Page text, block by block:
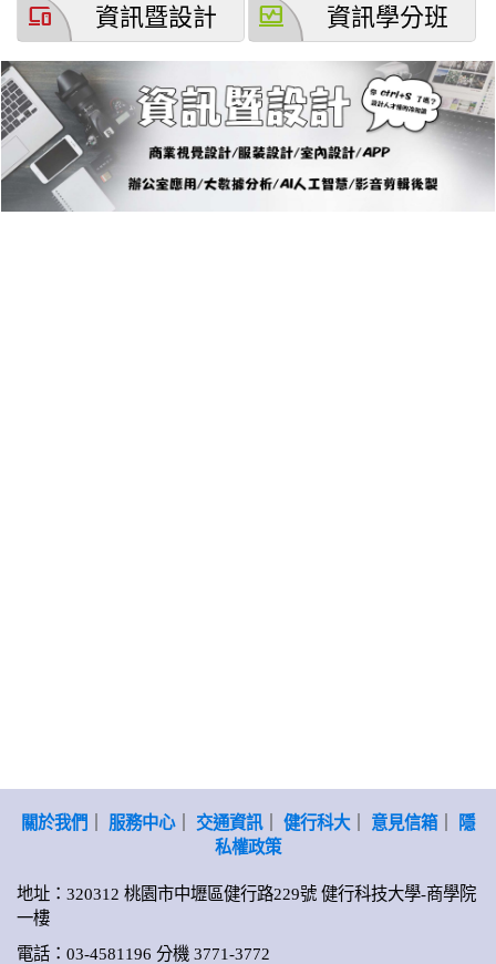
devices 資訊暨設計 browse_activity 資訊學分班
關於我們 服務中心｜ 交通資訊｜ 健行科大｜ 意見信箱｜
隱
私權政策
地址：320312 桃園市中壢區健行路229號 健行科技大學-商學院
一樓
電話：03-4581196 分機 3771-3772